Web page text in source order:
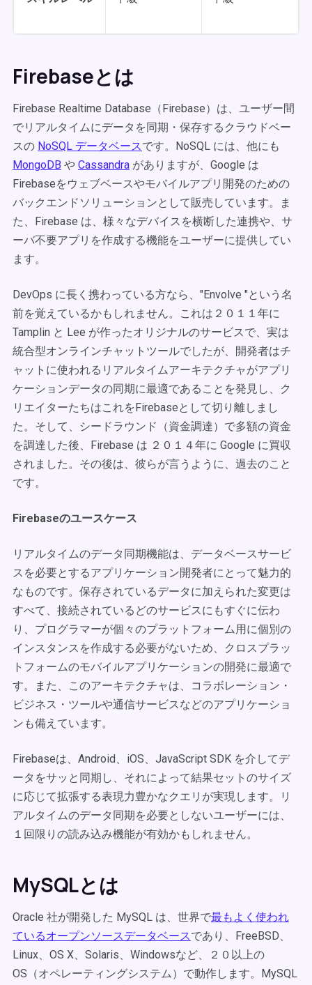
Firebaseとは
Firebase Realtime Database（Firebase）は、ユーザー間
でリアルタイムにデータを同期・保存するクラウドベー
スの NoSQL データベースです。NoSQL には、他にも
MongoDB や Cassandra がありますが、Google は
Firebaseをウェブベースやモバイルアプリ開発のための
バックエンドソリューションとして販売しています。ま
た、Firebase は、様々なデバイスを横断した連携や、サ
ーバ不要アプリを作成する機能をユーザーに提供してい
ます。
DevOps に長く携わっている方なら、"Envolve "という名
前を覚えているかもしれません。これは２０１１年に
Tamplin と Lee が作ったオリジナルのサービスで、実は
統合型オンラインチャットツールでしたが、開発者はチ
ャットに使われるリアルタイムアーキテクチャがアプリ
ケーションデータの同期に最適であることを発見し、ク
リエイターたちはこれをFirebaseとして切り離しまし
た。そして、シードラウンド（資金調達）で多額の資金
を調達した後、Firebase は ２０１４年に Google に買収
されました。その後は、彼らが言うように、過去のこと
です。
Firebaseのユースケース
リアルタイムのデータ同期機能は、データベースサービ
スを必要とするアプリケーション開発者にとって魅力的
なものです。保存されているデータに加えられた変更は
すべて、接続されているどのサービスにもすぐに伝わ
り、プログラマーが個々のプラットフォーム用に個別の
インスタンスを作成する必要がないため、クロスプラッ
トフォームのモバイルアプリケーションの開発に最適で
す。また、このアーキテクチャは、コラボレーション・
ビジネス・ツールや通信サービスなどのアプリケーショ
ンも備えています。
Firebaseは、Android、iOS、JavaScript SDK を介してデ
ータをサッと同期し、それによって結果セットのサイズ
に応じて拡張する表現力豊かなクエリが実現します。リ
アルタイムのデータ同期を必要としないユーザーには、
１回限りの読み込み機能が有効かもしれません。
MySQLとは
Oracle 社が開発した MySQL は、世界で最もよく使われ
ているオープンソースデータベースであり、FreeBSD、
Linux、OS X、Solaris、Windowsなど、２０以上の
OS（オペレーティングシステム）で動作します。MySQL